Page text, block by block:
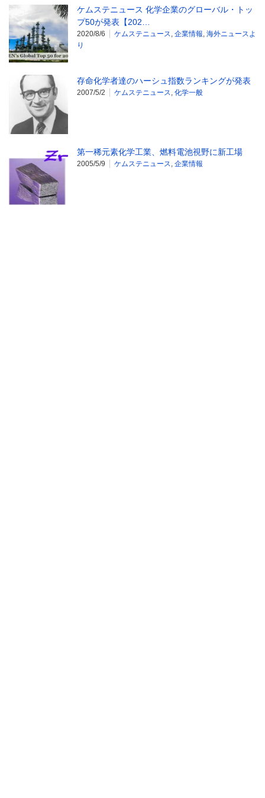
ケムステニュース 化学企業のグローバル・トッ
プ50が発表【202…
2020/8/6 ケムステニュース, 企業情報, 海外ニュースよ
り
存命化学者達のハーシュ指数ランキングが発表
2007/5/2 ケムステニュース, 化学一般
第一稀元素化学工業、燃料電池視野に新工場
2005/5/9 ケムステニュース, 企業情報